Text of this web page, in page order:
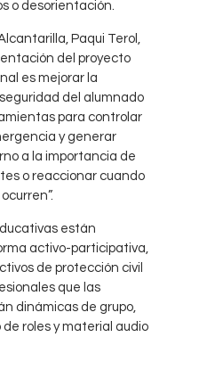
o desorientación.
Paqui Terol,
del proyecto
es mejorar la
del alumnado
para controlar
y generar
a la importancia de
o reaccionar cuando
están
activo-participativa,
de protección civil
que las
dinámicas de grupo,
de roles y material audio